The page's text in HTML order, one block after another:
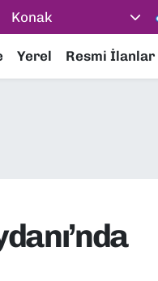
Konak
Yerel Resmi İlanlar